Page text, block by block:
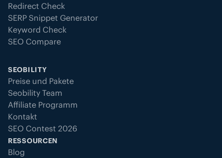
Redirect Check
SERP Snippet Generator
Keyword Check
SEO Compare
SEOBILITY
Preise und Pakete
Seobility Team
Affiliate Programm
Kontakt
SEO Contest 2026
RESSOURCEN
Blog